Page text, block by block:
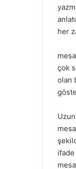
her
çok
olan
ifade